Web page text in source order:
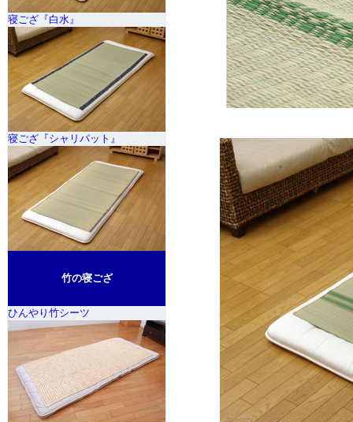
寝ござ『白水』
寝ござ『シャリパット』
竹の寝ござ
ひんやり竹シーツ